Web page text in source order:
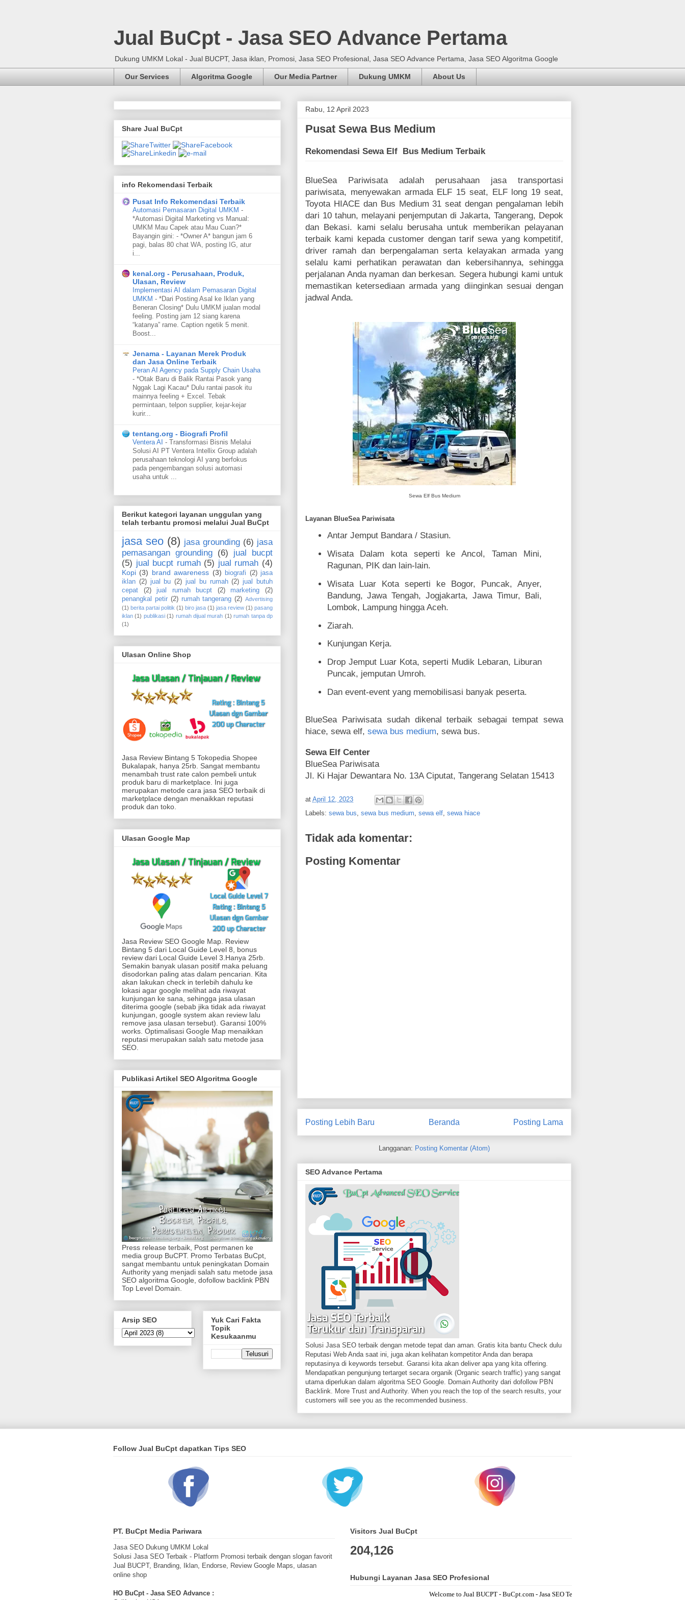
Jual BuCpt - Jasa SEO Advance Pertama
Dukung UMKM Lokal - Jual BUCPT, Jasa iklan, Promosi, Jasa SEO Profesional, Jasa SEO Advance Pertama, Jasa SEO Algoritma Google
Our Services Algoritma Google Our Media Partner Dukung UMKM About Us
Rabu, 12 April 2023
Pusat Sewa Bus Medium
Rekomendasi Sewa Elf Bus Medium Terbaik
BlueSea Pariwisata adalah perusahaan jasa transportasi
pariwisata, menyewakan armada ELF 15 seat, ELF long 19 seat,
Toyota HIACE dan Bus Medium 31 seat dengan pengalaman lebih
dari 10 tahun, melayani penjemputan di Jakarta, Tangerang, Depok
dan Bekasi. kami selalu berusaha untuk memberikan pelayanan
terbaik kami kepada customer dengan tarif sewa yang kompetitif,
driver ramah dan berpengalaman serta kelayakan armada yang
selalu kami perhatikan perawatan dan kebersihannya, sehingga
perjalanan Anda nyaman dan berkesan. Segera hubungi kami untuk
memastikan ketersediaan armada yang diinginkan sesuai dengan
jadwal Anda.
Sewa Elf Bus Medium
Layanan BlueSea Pariwisata
Antar Jemput Bandara / Stasiun.
Wisata Dalam kota seperti ke Ancol, Taman Mini,
Ragunan, PIK dan lain-lain.
Wisata Luar Kota seperti ke Bogor, Puncak, Anyer,
Bandung, Jawa Tengah, Jogjakarta, Jawa Timur, Bali,
Lombok, Lampung hingga Aceh.
Ziarah.
Kunjungan Kerja.
Drop Jemput Luar Kota, seperti Mudik Lebaran, Liburan
Puncak, jemputan Umroh.
Dan event-event yang memobilisasi banyak peserta.
BlueSea Pariwisata sudah dikenal terbaik sebagai tempat sewa
hiace, sewa elf, sewa bus medium, sewa bus.
Sewa Elf Center
BlueSea Pariwisata
Jl. Ki Hajar Dewantara No. 13A Ciputat, Tangerang Selatan 15413
at April 12, 2023
Labels: sewa bus sewa bus medium sewa elf sewa hiace
Tidak ada komentar:
Posting Komentar
Posting Lebih Baru Posting Lama
Beranda
Langganan: Posting Komentar (Atom)
SEO Advance Pertama
Solusi Jasa SEO terbaik dengan metode tepat dan aman. Gratis kita bantu Check dulu
Reputasi Web Anda saat ini, juga akan kelihatan kompetitor Anda dan berapa
reputasinya di keywords tersebut. Garansi kita akan deliver apa yang kita offering.
Mendapatkan pengunjung tertarget secara organik (Organic search traffic) yang sangat
utama diperlukan dalam algoritma SEO Google. Domain Authority dari dofollow PBN
Backlink. More Trust and Authority. When you reach the top of the search results, your
customers will see you as the recommended business.
Share Jual BuCpt
info Rekomendasi Terbaik
Pusat Info Rekomendasi Terbaik
Automasi Pemasaran Digital UMKM -
*Automasi Digital Marketing vs Manual:
UMKM Mau Capek atau Mau Cuan?*
Bayangin gini: - *Owner A* bangun jam 6
pagi, balas 80 chat WA, posting IG, atur
i...
kenal.org - Perusahaan, Produk,
Ulasan, Review
Implementasi AI dalam Pemasaran Digital
UMKM - *Dari Posting Asal ke Iklan yang
Beneran Closing* Dulu UMKM jualan modal
feeling. Posting jam 12 siang karena
“katanya” rame. Caption ngetik 5 menit.
Boost...
Jenama - Layanan Merek Produk
dan Jasa Online Terbaik
Peran AI Agency pada Supply Chain Usaha
- *Otak Baru di Balik Rantai Pasok yang
Nggak Lagi Kacau* Dulu rantai pasok itu
mainnya feeling + Excel. Tebak
permintaan, telpon supplier, kejar-kejar
kurir...
tentang.org - Biografi Profil
Ventera AI - Transformasi Bisnis Melalui
Solusi AI PT Ventera Intellix Group adalah
perusahaan teknologi AI yang berfokus
pada pengembangan solusi automasi
usaha untuk ...
Berikut kategori layanan unggulan yang
telah terbantu promosi melalui Jual BuCpt
jasa seo (8) jasa grounding (6) jasa
pemasangan grounding (6)
jual bucpt
(5) jual bucpt rumah (5) jual rumah (4)
Kopi (3) brand awareness (3) biografi (2) jasa
iklan (2) jual bu (2) jual bu rumah (2) jual butuh
cepat
(2) jual rumah bucpt (2) marketing
(2)
penangkal petir (2) rumah tangerang (2) Advertising
(1) berita partai politik (1) biro jasa (1) jasa review (1) pasang
iklan (1) publikasi (1) rumah dijual murah (1) rumah tanpa dp
(1)
Ulasan Online Shop
Jasa Review Bintang 5 Tokopedia Shopee
Bukalapak, hanya 25rb. Sangat membantu
menambah trust rate calon pembeli untuk
produk baru di marketplace. Ini juga
merupakan metode cara jasa SEO terbaik di
marketplace dengan menaikkan reputasi
produk dan toko.
Ulasan Google Map
Jasa Review SEO Google Map. Review
Bintang 5 dari Local Guide Level 8, bonus
review dari Local Guide Level 3.Hanya 25rb.
Semakin banyak ulasan positif maka peluang
disodorkan paling atas dalam pencarian. Kita
akan lakukan check in terlebih dahulu ke
lokasi agar google melihat ada riwayat
kunjungan ke sana, sehingga jasa ulasan
diterima google (sebab jika tidak ada riwayat
kunjungan, google system akan review lalu
remove jasa ulasan tersebut). Garansi 100%
works. Optimalisasi Google Map menaikkan
reputasi merupakan salah satu metode jasa
SEO.
Publikasi Artikel SEO Algoritma Google
Press release terbaik, Post permanen ke
media group BuCPT. Promo Terbatas BuCpt,
sangat membantu untuk peningkatan Domain
Authority yang menjadi salah satu metode jasa
SEO algoritma Google, dofollow backlink PBN
Top Level Domain.
Arsip SEO
Yuk Cari Fakta
Topik
Kesukaanmu
Follow Jual BuCpt dapatkan Tips SEO
PT. BuCpt Media Pariwara
Jasa SEO Dukung UMKM Lokal
Solusi Jasa SEO Terbaik - Platform Promosi terbaik dengan slogan favorit
Jual BUCPT, Branding, Iklan, Endorse, Review Google Maps, ulasan
online shop
HO BuCpt - Jasa SEO Advance :
Visitors Jual BuCpt
204,126
Hubungi Layanan Jasa SEO Profesional
Welcome to Jual BUCPT - BuCpt.com - Jasa SEO Terbaik bucptowner@gmail.com Fastest